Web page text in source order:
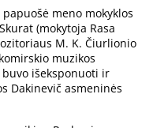
meno mokyklos
(mokytoja Rasa
M. K. Čiurlionio
muzikos
išeksponuoti ir
Dakinevič asmeninės